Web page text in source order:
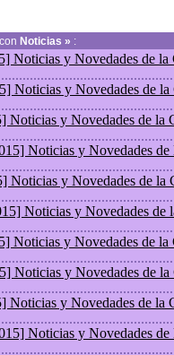
Noticias » :
Noticias y Novedades de la
Noticias y Novedades de
Noticias y Novedades de la
Noticias y Novedades
Noticias y Novedades de la
Noticias y Novedades de
Noticias y Novedades de la
Noticias y Novedades de
Noticias y Novedades de la
Noticias y Novedades